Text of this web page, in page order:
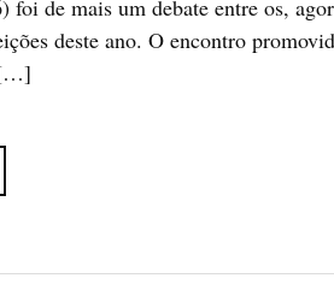
foi de mais um debate entre os,
deste ano. O encontro
[…]